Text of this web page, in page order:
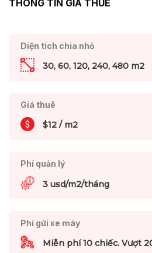
THÔNG TIN GIÁ THUÊ
Diện tích chia nhỏ
30, 60, 120, 240, 480 m2
Giá thuê
$12 / m2
Phí quản lý
3 usd/m2/tháng
Phí gửi xe máy
Miễn phí 10 chiếc. Vượt